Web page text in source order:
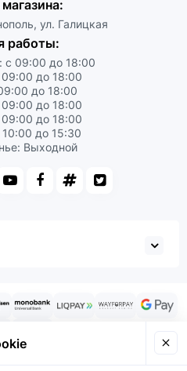
ул. Галицкая
работы:
с 09:00 до 18:00
09:00 до 18:00
до 18:00
09:00 до 18:00
09:00 до 18:00
10:00 до 15:30
Выходной